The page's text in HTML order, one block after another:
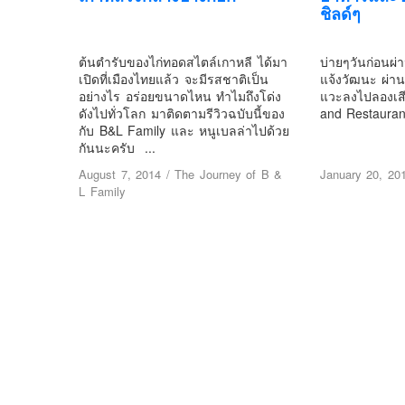
ต้นตำรับของไก่ทอดสไตล์เกาหลี ได้มา
เปิดที่เมืองไทยแล้ว จะมีรสชาติเป็น
อย่างไร อร่อยขนาดไหน ทำไมถึงโด่ง
ดังไปทั่วโลก มาติดตามรีวิวฉบับนี้ของ
กับ B&L Family และ หนูเบลล่าไปด้วย
กันนะครับ ...
August 7, 2014 / The Journey of B &
L Family
ชิลด์ๆ
บ่ายๆวันก่อนผ่
แจ้งวัฒนะ ผ่า
แวะลงไปลอง
and
January 20,